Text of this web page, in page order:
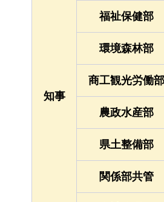
知事
福祉保健部
環境森林部
商工観光労働部
農政水産部
県土整備部
関係部共管